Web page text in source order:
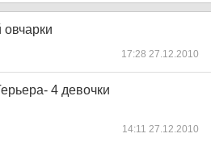
17:28 27.12.2010
4 девочки
14:11 27.12.2010